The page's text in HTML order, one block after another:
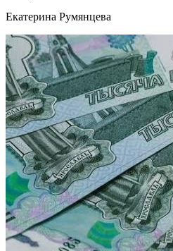
Екатерина Румянцева